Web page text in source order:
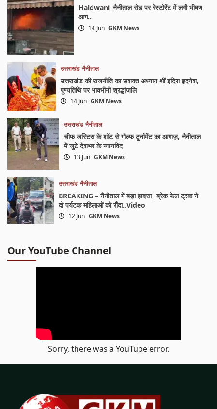
Haldwani_नैनीताल रोड पर रेस्टोरेंट में लगी भीषण
आग..
14 Jun GKM News
उत्तराखंड नैनीताल
उत्तराखंड की राजनीति का सशक्त अध्याय थीं इंदिरा हृदयेश,
पुण्यतिथि पर भावभीनी श्रद्धांजलि
14 Jun GKM News
उत्तराखंड नैनीताल
चीफ जस्टिस के शॉट से गोल्फ टूर्नामेंट का आगाज़, नैनीताल
में जुटे देशभर के न्यायविद
13 Jun GKM News
उत्तराखंड नैनीताल
BREAKING – नैनीताल में बड़ा हादसा_ ब्रेक फेल ट्रक ने
दो पर्यटक महिलाओं को रौंदा..Video
12 Jun GKM News
Our YouTube Channel
Sorry, there was a YouTube error.